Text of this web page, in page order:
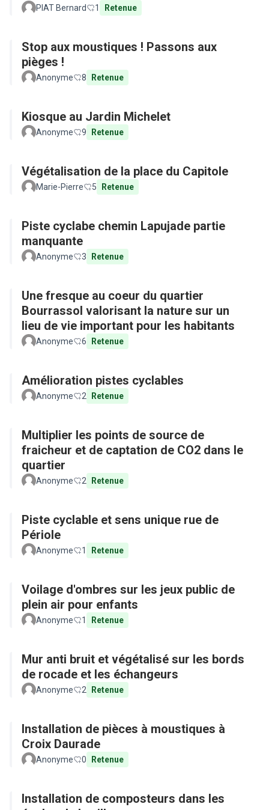
PIAT Bernard 1 Retenue
Stop aux moustiques ! Passons aux
pièges !
Anonyme 8 Retenue
Kiosque au Jardin Michelet
Anonyme 9 Retenue
Végétalisation de la place du Capitole
Marie-Pierre 5 Retenue
Piste cyclabe chemin Lapujade partie
manquante
Anonyme 3 Retenue
Une fresque au coeur du quartier
Bourrassol valorisant la nature sur un
lieu de vie important pour les habitants
Anonyme 6 Retenue
Amélioration pistes cyclables
Anonyme 2 Retenue
Multiplier les points de source de
fraicheur et de captation de CO2 dans le
quartier
Anonyme 2 Retenue
Piste cyclable et sens unique rue de
Périole
Anonyme 1 Retenue
Voilage d'ombres sur les jeux public de
plein air pour enfants
Anonyme 1 Retenue
Mur anti bruit et végétalisé sur les bords
de rocade et les échangeurs
Anonyme 2 Retenue
Installation de pièces à moustiques à
Croix Daurade
Anonyme 0 Retenue
Installation de composteurs dans les